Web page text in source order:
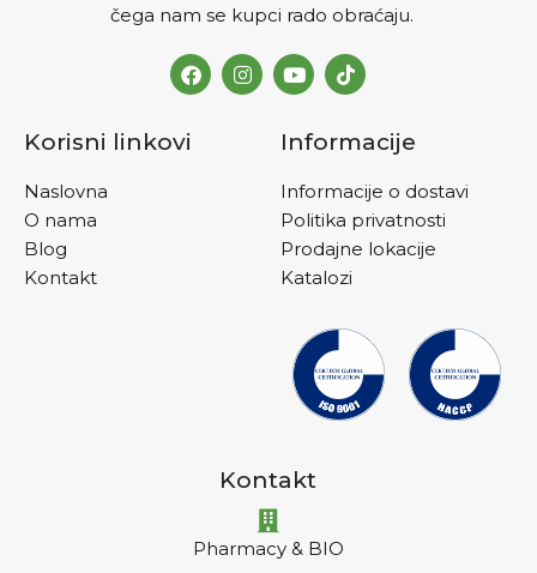
čega nam se kupci rado obraćaju.
Korisni linkovi
Naslovna
O nama
Blog
Kontakt
Informacije
Informacije o dostavi
Politika privatnosti
Prodajne lokacije
Katalozi
Kontakt
Pharmacy & BIO